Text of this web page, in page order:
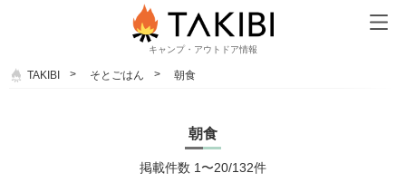
キャンプ・アウトドア情報
TAKIBI そとごはん 朝食
朝食
掲載件数 1〜20/132件